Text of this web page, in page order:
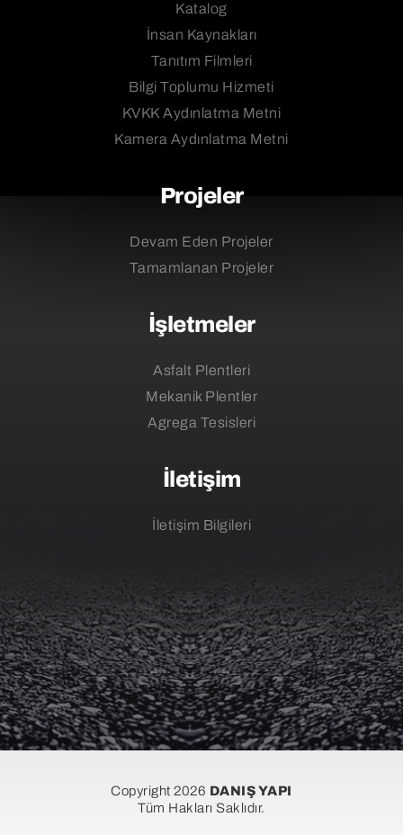
Katalog
İnsan Kaynakları
Tanıtım Filmleri
Bilgi Toplumu Hizmeti
KVKK Aydınlatma Metni
Kamera Aydınlatma Metni
Projeler
Devam Eden Projeler
Tamamlanan Projeler
İşletmeler
Asfalt Plentleri
Mekanik Plentler
Agrega Tesisleri
İletişim
İletişim Bilgileri
Copyright 2026 DANIŞ YAPI
Tüm Hakları Saklıdır.